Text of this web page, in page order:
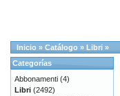
Inicio » Catálogo » Libri »
Categorías
Abbonamenti (4)
Libri (2492)